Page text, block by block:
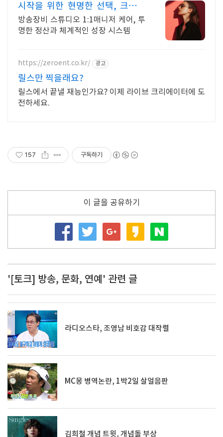
시작을 위한 현명한 선택, 크리에
이터, BJ 상시 모집
방송장비 스튜디오 1:1매니저 케어, 투
명한 정산과 체계적인 성장 시스템
https://zeroent.co.kr/ 광고
릴스만 찍을래요?
릴스에서 끝낼 재능인가요? 이제 라이브 크리에이터에 도
전하세요.
157 구독하기
이 글을 공유하기
'[토크] 방송, 문화, 연예' 관련 글
라디오스타, 조영남 비호감 대작렬
MC몽 병역논란, 1박2일 살얼음판
김희철 개념 트윗, 개념돌 부상